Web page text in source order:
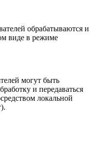
обрабатываются и
виде в режиме
могут быть
и передаваться
локальной